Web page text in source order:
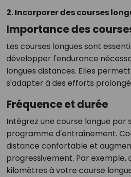
2. Incorporer des courses
Importance des
Les courses longues sont
développer l'endurance
longues distances. Elles
s'adapter à des efforts
Fréquence et durée
Intégrez une course longue par
programme d'entraînement.
distance confortable et
progressivement. Par exemple,
kilomètres à votre course